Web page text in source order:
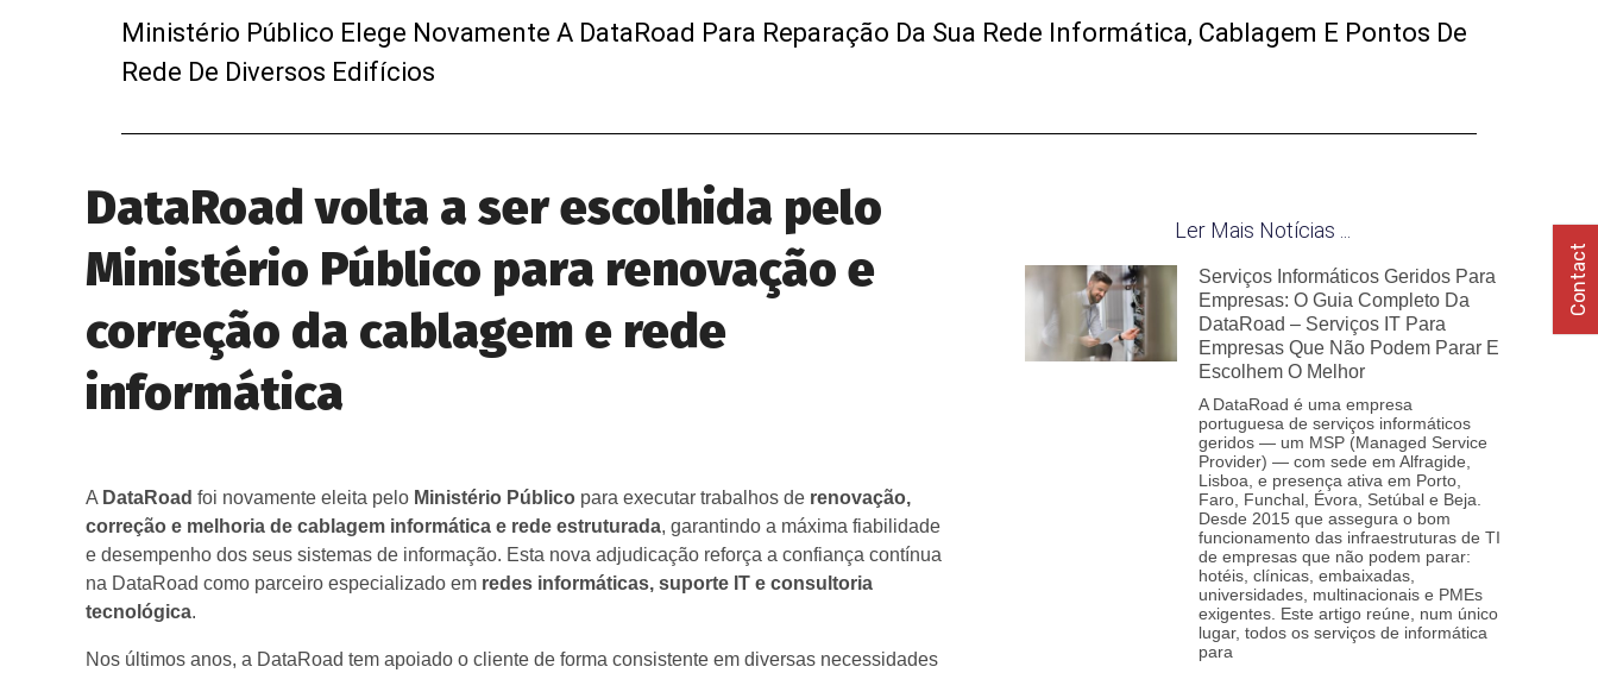
Ministério Público Elege Novamente A DataRoad Para Reparação Da Sua Rede Informática, Cablagem E Pontos De
Rede De Diversos Edifícios
DataRoad volta a ser escolhida pelo
Ministério Público para renovação e
correção da cablagem e rede
informática
A DataRoad foi novamente eleita pelo Ministério Público para executar trabalhos de renovação,
correção e melhoria de cablagem informática e rede estruturada, garantindo a máxima fiabilidade
e desempenho dos seus sistemas de informação. Esta nova adjudicação reforça a confiança contínua
na DataRoad como parceiro especializado em redes informáticas, suporte IT e consultoria
tecnológica.
Nos últimos anos, a DataRoad tem apoiado o cliente de forma consistente em diversas necessidades
Ler Mais Notícias ...
Serviços Informáticos Geridos Para
Empresas: O Guia Completo Da
DataRoad – Serviços IT Para
Empresas Que Não Podem Parar E
Escolhem O Melhor
A DataRoad é uma empresa
portuguesa de serviços informáticos
geridos — um MSP (Managed Service
Provider) — com sede em Alfragide,
Lisboa, e presença ativa em Porto,
Faro, Funchal, Évora, Setúbal e Beja.
Desde 2015 que assegura o bom
funcionamento das infraestruturas de TI
de empresas que não podem parar:
hotéis, clínicas, embaixadas,
universidades, multinacionais e PMEs
exigentes. Este artigo reúne, num único
lugar, todos os serviços de informática
para
Contact